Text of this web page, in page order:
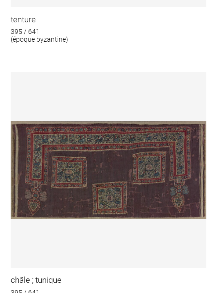
tenture
395 / 641
(époque byzantine)
châle ; tunique